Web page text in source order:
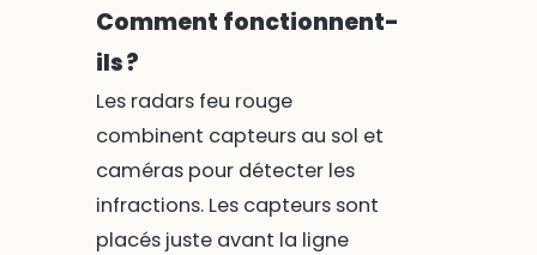
Comment fonctionnent-
ils ?
Les radars feu rouge
combinent capteurs au sol et
caméras pour détecter les
infractions. Les capteurs sont
placés juste avant la ligne